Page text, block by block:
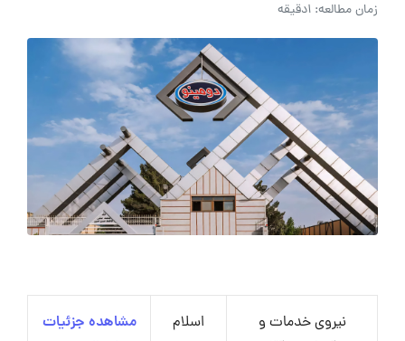
زمان مطالعه: 1دقیقه
نیروی خدمات و
اسلام
مشاهده جزئیات